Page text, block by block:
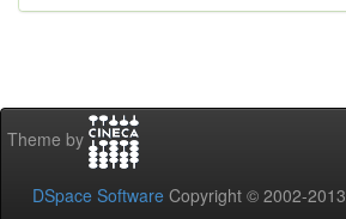
Theme by
DSpace Software Copyright © 2002-2013